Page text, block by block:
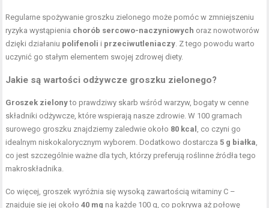
Regularne spożywanie groszku zielonego może pomóc w zmniejszeniu
ryzyka wystąpienia chorób sercowo-naczyniowych oraz nowotworów
dzięki działaniu polifenoli i przeciwutleniaczy. Z tego powodu warto
uczynić go stałym elementem swojej zdrowej diety.
Jakie są wartości odżywcze groszku zielonego?
Groszek zielonyto prawdziwy skarb wśród warzyw, bogaty w cenne
składniki odżywcze, które wspierają nasze zdrowie. W 100 gramach
surowego groszku znajdziemy zaledwie około 80 kcal , co czyni go
idealnym niskokalorycznym wyborem. Dodatkowo dostarcza5 g białka,
co jest szczególnie ważne dla tych, którzy preferują roślinne źródła tego
makroskładnika.
Co więcej, groszek wyróżnia się wysoką zawartością witaminy C –
znajduje się jej około40 mg na każde 100 g, co pokrywa aż połowę